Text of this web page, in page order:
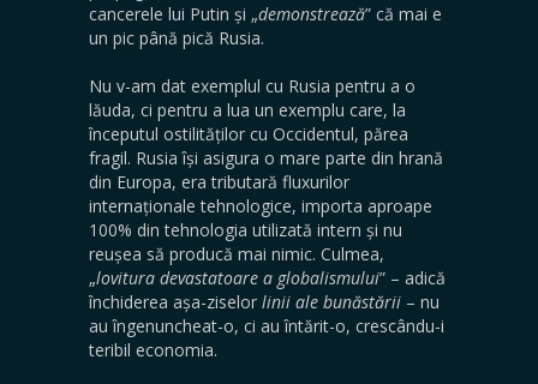
cancerele lui Putin și „demonstrează” că mai e
un pic până pică Rusia.
Nu v-am dat exemplul cu Rusia pentru a o
lăuda, ci pentru a lua un exemplu care, la
începutul ostilităților cu Occidentul, părea
fragil. Rusia își asigura o mare parte din hrană
din Europa, era tributară fluxurilor
internaționale tehnologice, importa aproape
100% din tehnologia utilizată intern și nu
reușea să producă mai nimic. Culmea,
„lovitura devastatoare a globalismului” – adică
închiderea așa-ziselor linii ale bunăstării – nu
au îngenuncheat-o, ci au întărit-o, crescându-i
teribil economia.